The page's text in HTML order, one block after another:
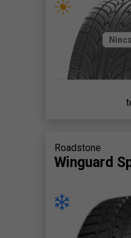
Roadstone
Winguard